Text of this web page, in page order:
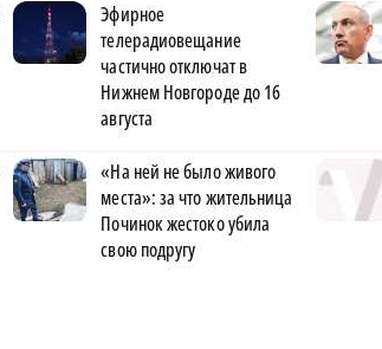
Эфирное
телерадиовещание
частично отключат в
Нижнем Новгороде до 16
августа
«На ней не было живого
места»: за что жительница
Починок жестоко убила
свою подругу